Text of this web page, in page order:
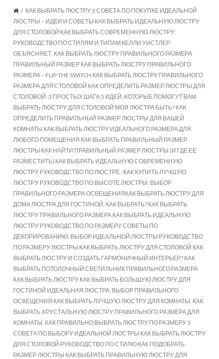
/ КАК ВЫБРАТЬ ЛЮСТРУ 3 СОВЕТА ПО ПОКУПКЕ ИДЕАЛЬНОЙ
ЛЮСТРЫ – ИДЕИ И СОВЕТЫ КАК ВЫБРАТЬ ИДЕАЛЬНУЮ ЛЮСТРУ
ДЛЯ СТОЛОВОЙ КАК ВЫБРАТЬ СОВРЕМЕННУЮ ЛЮСТРУ:
РУКОВОДСТВО ПО СТИЛЯМ И ТИПАМ КЕЛЛИ УИСТЛЕР
ОБЪЯСНЯЕТ, КАК ВЫБРАТЬ ЛЮСТРУ ПРАВИЛЬНОГО РАЗМЕРА
ПРАВИЛЬНЫЙ РАЗМЕР КАК ВЫБРАТЬ ЛЮСТРУ ПРАВИЛЬНОГО
РАЗМЕРА – FLIP THE SWITCH КАК ВЫБРАТЬ ЛЮСТРУ ПРАВИЛЬНОГО
РАЗМЕРА ДЛЯ СТОЛОВОЙ КАК ОПРЕДЕЛИТЬ РАЗМЕР ЛЮСТРЫ ДЛЯ
СТОЛОВОЙ: 3 ПРОСТЫХ ШАГА 5 ИДЕЙ, КОТОРЫЕ ПОМОГУТ ВАМ
ВЫБРАТЬ ЛЮСТРУ ДЛЯ СТОЛОВОЙ МОЯ ЛЮСТРА БЫТЬ? КАК
ОПРЕДЕЛИТЬ ПРАВИЛЬНЫЙ РАЗМЕР ЛЮСТРЫ ДЛЯ ВАШЕЙ
КОМНАТЫ КАК ВЫБРАТЬ ЛЮСТРУ ИДЕАЛЬНОГО РАЗМЕРА ДЛЯ
ЛЮБОГО ПОМЕЩЕНИЯ КАК ВЫБРАТЬ ПРАВИЛЬНЫЙ РАЗМЕР
ЛЮСТРЫ КАК НАЙТИ ПРАВИЛЬНЫЙ РАЗМЕР ЛЮСТРЫ (И ГДЕ ЕЕ
РАЗМЕСТИТЬ) КАК ВЫБРАТЬ ИДЕАЛЬНУЮ СОВРЕМЕННУЮ
ЛЮСТРУ РУКОВОДСТВО ПО ЛЮСТРЕ : КАК КУПИТЬ ЛУЧШУЮ
ЛЮСТРУ РУКОВОДСТВО ПО ВЫСОТЕ ЛЮСТРЫ: ВЫБОР
ПРАВИЛЬНОГО РАЗМЕРА ОСВЕЩЕНИЯКАК ВЫБРАТЬ ЛЮСТРУ ДЛЯ
ДОМА ЛЮСТРА ДЛЯ ГОСТИНОЙ: КАК ВЫБРАТЬ? КАК ВЫБРАТЬ
ЛЮСТРУ ПРАВИЛЬНОГО РАЗМЕРА КАК ВЫБРАТЬ ИДЕАЛЬНУЮ
ЛЮСТРУ РУКОВОДСТВО ПО РАЗМЕРУ СОВЕТЫ ПО
ДЕКОРИРОВАНИЮ: ВЫБОР ИДЕАЛЬНОЙ ЛЮСТРЫ РУКОВОДСТВО
ПО РАЗМЕРУ ЛЮСТРЫ КАК ВЫБРАТЬ ЛЮСТРУ ДЛЯ СТОЛОВОЙ КАК
ВЫБРАТЬ ЛЮСТРУ И СОЗДАТЬ ГАРМОНИЧНЫЙ ИНТЕРЬЕР? КАК
ВЫБРАТЬ ПОТОЛОЧНЫЙ СВЕТИЛЬНИК ПРАВИЛЬНОГО РАЗМЕРА
КАК ВЫБРАТЬ ЛЮСТРУ КАК ВЫБРАТЬ БОЛЬШУЮ ЛЮСТРУ ДЛЯ
ГОСТИНОЙ ИДЕАЛЬНАЯ ЛЮСТРА: ВЫБОР ПРАВИЛЬНОГО
ОСВЕЩЕНИЯ КАК ВЫБРАТЬ ЛУЧШУЮ ЛЮСТРУ ДЛЯ КОМНАТЫ. КАК
ВЫБРАТЬ ХРУСТАЛЬНУЮ ЛЮСТРУ ПРАВИЛЬНОГО РАЗМЕРА ДЛЯ
КОМНАТЫ. КАК ПРАВИЛЬНО ВЫБРАТЬ ЛЮСТРУ ПО РАЗМЕРУ 3
СОВЕТА ПО ВЫБОРУ ИДЕАЛЬНОЙ ЛЮСТРЫ КАК ВЫБРАТЬ ЛЮСТРУ
ДЛЯ СТОЛОВОЙ РУКОВОДСТВО ПО СТИЛЮ КАК ПОДОБРАТЬ
РАЗМЕР ЛЮСТРЫ КАК ВЫБРАТЬ ПРАВИЛЬНУЮ ЛЮСТРУ ДЛЯ